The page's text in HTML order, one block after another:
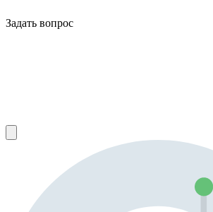
Задать вопрос